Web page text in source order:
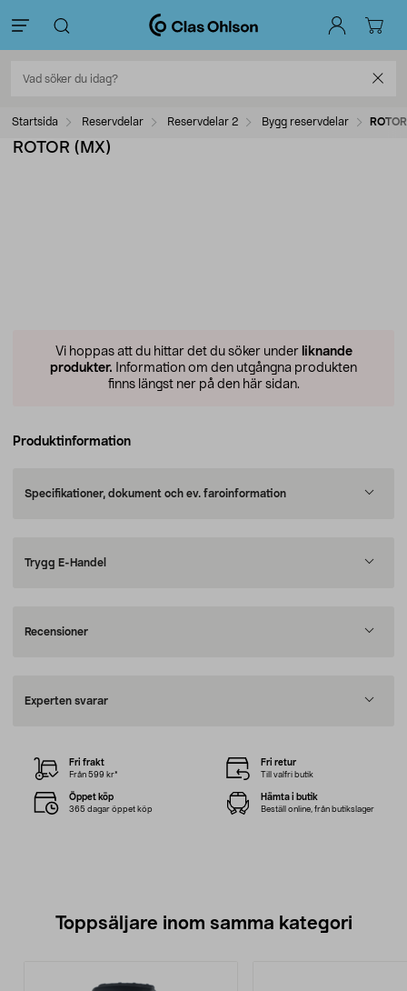
Startsida Reservdelar Reservdelar 2 Bygg reservdelar
ROTOR (MX)
Vi hoppas att du hittar det du söker under liknande
produkter. Information om den utgångna produkten
finns längst ner på den här sidan.
Produktinformation
Specifikationer, dokument och ev. faroinformation
Trygg E-Handel
Recensioner
Experten svarar
Fri frakt
Från 599 kr*
Fri retur
Till valfri butik
Öppet köp
365 dagar öppet köp
Hämta i butik
Beställ online, från butikslager
Toppsäljare inom samma kategori